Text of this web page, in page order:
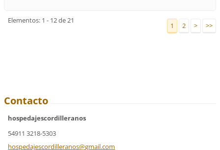
Elementos: 1 - 12 de 21
1 2 > >>
Contacto
hospedajescordilleranos
54911 3218-5303
hospedajescordilleranos@gmail.com